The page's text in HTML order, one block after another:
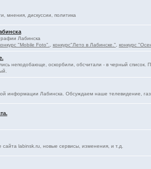
мнения, дискуссии, политика
Лабинска
"Mobile Foto". конкурс"Лето в Лабинске." конкурс
неподобающе, оскорбили, обсчитали - в черный список.
информации Лабинска. Обсуждаем наше телевидение,
сайта labinsk.ru, новые сервисы, изменения, и т.д.